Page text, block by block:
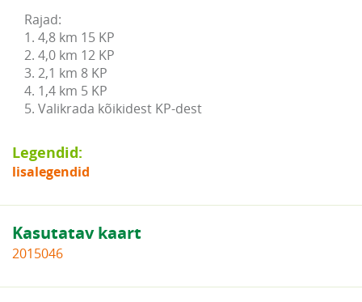
Rajad:
1. 4,8 km 15 KP
2. 4,0 km 12 KP
3. 2,1 km 8 KP
4. 1,4 km 5 KP
5. Valikrada kõikidest KP-dest
Legendid:
lisalegendid
Kasutatav kaart
2015046